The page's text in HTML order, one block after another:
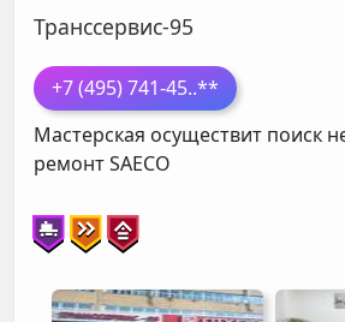
Транссервис-95
+7 (495) 741-45..**
Мастерская осуществит поиск
ремонтSAECO